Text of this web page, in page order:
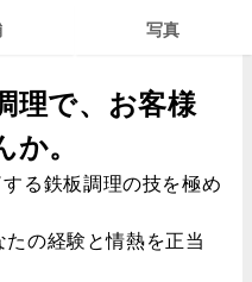
写真
理で、お客様
。
る鉄板調理の技を極め
の経験と情熱を正当